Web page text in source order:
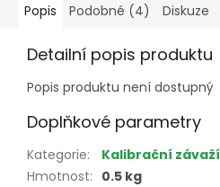
Popis Podobné (4) Diskuze
Detailní popis produktu
Popis produktu není dostupný
Doplňkové parametry
Kategorie:
Kalibrační závaží
Hmotnost: 0.5 kg